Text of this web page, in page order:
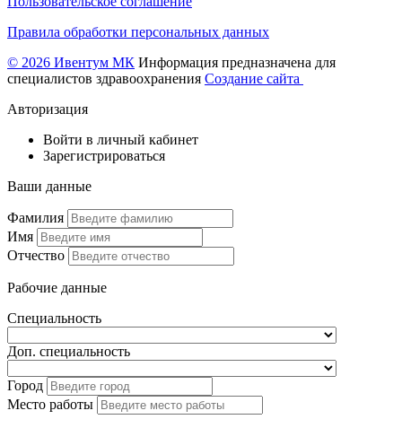
Правила обработки персональных данных
© 2026 Ивентум МК Информация предназначена для
специалистов здравоохранения Создание сайта
Авторизация
Войти в личный кабинет
Зарегистрироваться
Ваши данные
Фамилия
Имя
Отчество
Рабочие данные
Специальность
Доп. специальность
Город
Место работы